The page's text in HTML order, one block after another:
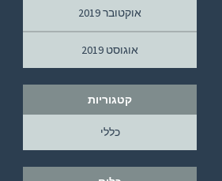
אוקטובר 2019
אוגוסט 2019
קטגוריות
כללי